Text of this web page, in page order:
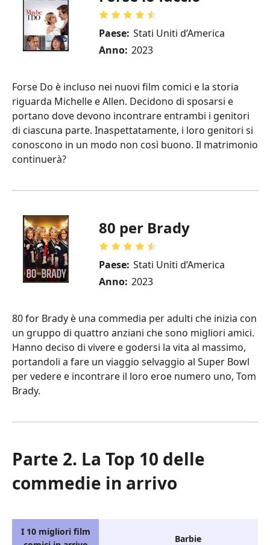
Paese: Stati Uniti d’America
Anno: 2023
Forse Do è incluso nei nuovi film comici e la storia
riguarda Michelle e Allen. Decidono di sposarsi e
portano dove devono incontrare entrambi i genitori
di ciascuna parte. Inaspettatamente, i loro genitori si
conoscono in un modo non così buono. Il matrimonio
continuerà?
80 per Brady
Paese: Stati Uniti d’America
Anno: 2023
80 for Brady è una commedia per adulti che inizia con
un gruppo di quattro anziani che sono migliori amici.
Hanno deciso di vivere e godersi la vita al massimo,
portandoli a fare un viaggio selvaggio al Super Bowl
per vedere e incontrare il loro eroe numero uno, Tom
Brady.
Parte 2. La Top 10 delle
commedie in arrivo
I 10 migliori film
Barbie